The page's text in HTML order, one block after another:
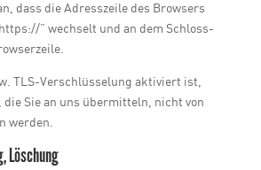
dass die Adresszeile des Browsers
” wechselt und an dem Schloss-
TLS-Verschlüsselung aktiviert ist,
die Sie an uns übermitteln, nicht von
werden.
Löschung